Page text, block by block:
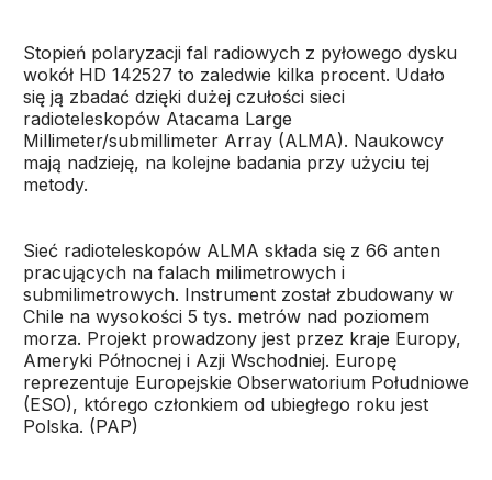
Stopień polaryzacji fal radiowych z pyłowego dysku
wokół HD 142527 to zaledwie kilka procent. Udało
się ją zbadać dzięki dużej czułości sieci
radioteleskopów Atacama Large
Millimeter/submillimeter Array (ALMA). Naukowcy
mają nadzieję, na kolejne badania przy użyciu tej
metody.
Sieć radioteleskopów ALMA składa się z 66 anten
pracujących na falach milimetrowych i
submilimetrowych. Instrument został zbudowany w
Chile na wysokości 5 tys. metrów nad poziomem
morza. Projekt prowadzony jest przez kraje Europy,
Ameryki Północnej i Azji Wschodniej. Europę
reprezentuje Europejskie Obserwatorium Południowe
(ESO), którego członkiem od ubiegłego roku jest
Polska. (PAP)